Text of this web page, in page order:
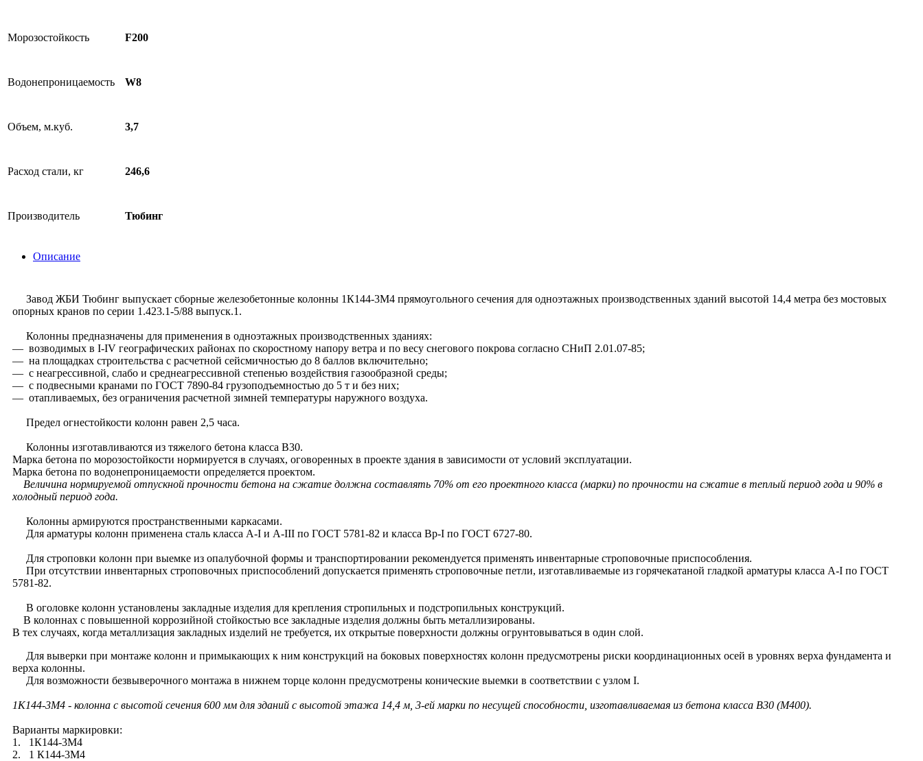
Морозостойкость F200
Водонепроницаемость W8
Объем, м.куб. 3,7
Расход стали, кг 246,6
Производитель Тюбинг
Описание
Завод ЖБИ Тюбинг выпускает сборные железобетонные колонны 1К144-3М4 прямоугольного сечения для одноэтажных производственных зданий высотой 14,4 метра без мостовых
опорных кранов по серии 1.423.1-5/88 выпуск.1.
Колонны предназначены для применения в одноэтажных производственных зданиях:
— возводимых в I-IV географических районах по скоростному напору ветра и по весу снегового покрова согласно СНиП 2.01.07-85;
— на площадках строительства с расчетной сейсмичностью до 8 баллов включительно;
— с неагрессивной, слабо и среднеагрессивной степенью воздействия газообразной среды;
— с подвесными кранами по ГОСТ 7890-84 грузоподъемностью до 5 т и без них;
— отапливаемых, без ограничения расчетной зимней температуры наружного воздуха.
Предел огнестойкости колонн равен 2,5 часа.
Колонны изготавливаются из тяжелого бетона класса В30.
Марка бетона по морозостойкости нормируется в случаях, оговоренных в проекте здания в зависимости от условий эксплуатации.
Марка бетона по водонепроницаемости определяется проектом.
Величина нормируемой отпускной прочности бетона на сжатие должна составлять 70% от его проектного класса (марки) по прочности на сжатие в теплый период года и 90% в
холодный период года.
Колонны армируются пространственными каркасами.
Для арматуры колонн применена сталь класса A-I и A-III по ГОСТ 5781-82 и класса Bp-I по ГОСТ 6727-80.
Для строповки колонн при выемке из опалубочной формы и транспортировании рекомендуется применять инвентарные строповочные приспособления.
При отсутствии инвентарных строповочных приспособлений допускается применять строповочные петли, изготавливаемые из горячекатаной гладкой арматуры класса A-I по ГОСТ
5781-82.
В оголовке колонн установлены закладные изделия для крепления стропильных и подстропильных конструкций.
В колоннах с повышенной коррозийной стойкостью все закладные изделия должны быть металлизированы.
В тех случаях, когда металлизация закладных изделий не требуется, их открытые поверхности должны огрунтовываться в один слой.
Для выверки при монтаже колонн и примыкающих к ним конструкций на боковых поверхностях колонн предусмотрены риски координационных осей в уровнях верха фундамента и
верха колонны.
Для возможности безвыверочного монтажа в нижнем торце колонн предусмотрены конические выемки в соответствии с узлом I.
1К144-3М4 - колонна с высотой сечения 600 мм для зданий с высотой этажа 14,4 м, 3-ей марки по несущей способности, изготавливаемая из бетона класса В30 (М400).
Варианты маркировки:
1. 1К144-3М4
2. 1 К144-3М4